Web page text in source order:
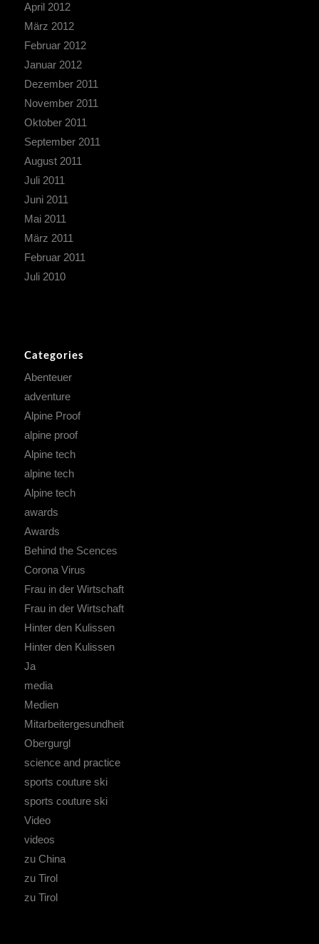
April 2012
März 2012
Februar 2012
Januar 2012
Dezember 2011
November 2011
Oktober 2011
September 2011
August 2011
Juli 2011
Juni 2011
Mai 2011
März 2011
Februar 2011
Juli 2010
Categories
Abenteuer
adventure
Alpine Proof
alpine proof
Alpine tech
alpine tech
Alpine tech
awards
Awards
Behind the Scences
Corona Virus
Frau in der Wirtschaft
Frau in der Wirtschaft
Hinter den Kulissen
Hinter den Kulissen
Ja
media
Medien
Mitarbeitergesundheit
Obergurgl
science and practice
sports couture ski
sports couture ski
Video
videos
zu China
zu Tirol
zu Tirol